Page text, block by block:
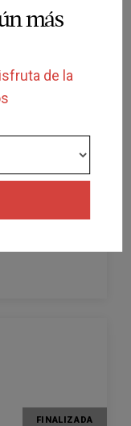
más
de la
FINALIZADA
FINALIZADA